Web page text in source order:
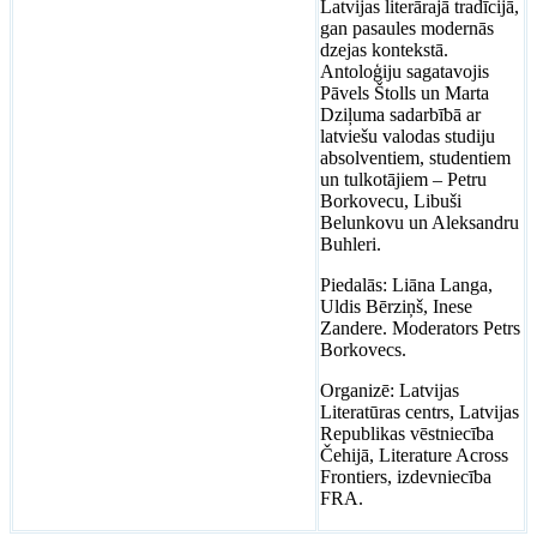
Latvijas literārajā tradīcijā,
gan pasaules modernās
dzejas kontekstā.
Antoloģiju sagatavojis
Pāvels Štolls un Marta
Dziļuma sadarbībā ar
latviešu valodas studiju
absolventiem, studentiem
un tulkotājiem – Petru
Borkovecu, Libuši
Belunkovu un Aleksandru
Buhleri.
Piedalās: Liāna Langa,
Uldis Bērziņš, Inese
Zandere. Moderators Petrs
Borkovecs.
Organizē: Latvijas
Literatūras centrs, Latvijas
Republikas vēstniecība
Čehijā, Literature Across
Frontiers, izdevniecība
FRA.